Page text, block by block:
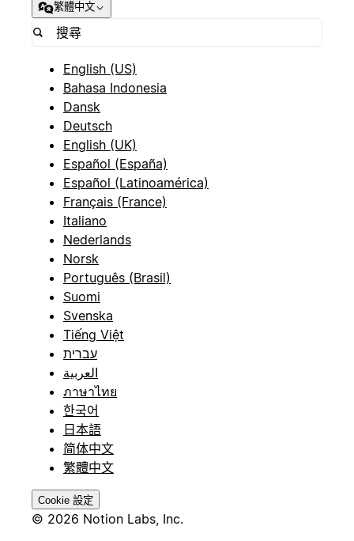
繁體中文
English (US)
Bahasa Indonesia
Dansk
Deutsch
English (UK)
Español (España)
Español (Latinoamérica)
Français (France)
Italiano
Nederlands
Norsk
Português (Brasil)
Suomi
Svenska
Tiếng Việt
עברית
العربية
ภาษาไทย
한국어
日本語
简体中文
繁體中文
Cookie 設定
© 2026 Notion Labs, Inc.